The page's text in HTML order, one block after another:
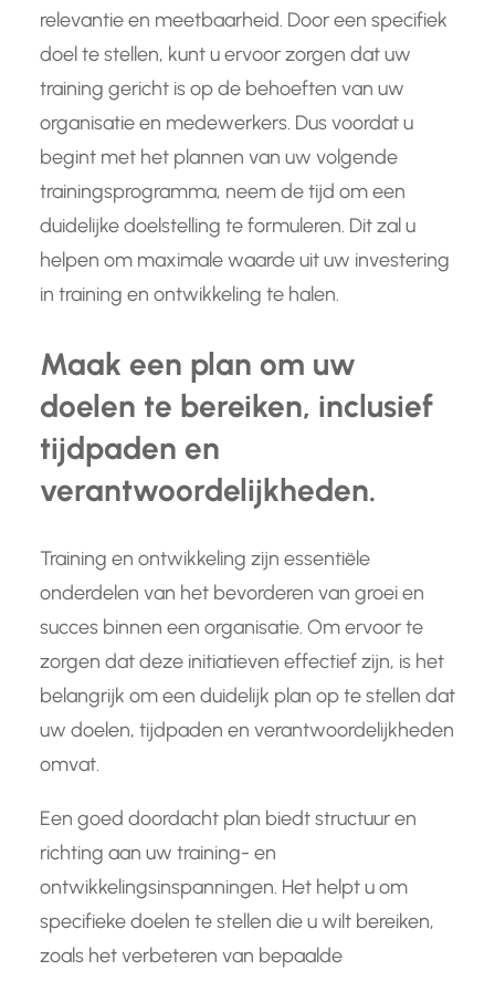
relevantie en meetbaarheid. Door een specifiek
doel te stellen, kunt u ervoor zorgen dat uw
training gericht is op de behoeften van uw
organisatie en medewerkers. Dus voordat u
begint met het plannen van uw volgende
trainingsprogramma, neem de tijd om een
duidelijke doelstelling te formuleren. Dit zal u
helpen om maximale waarde uit uw investering
in training en ontwikkeling te halen.
Maak een plan om uw
doelen te bereiken, inclusief
tijdpaden en
verantwoordelijkheden.
Training en ontwikkeling zijn essentiële
onderdelen van het bevorderen van groei en
succes binnen een organisatie. Om ervoor te
zorgen dat deze initiatieven effectief zijn, is het
belangrijk om een duidelijk plan op te stellen dat
uw doelen, tijdpaden en verantwoordelijkheden
omvat.
Een goed doordacht plan biedt structuur en
richting aan uw training- en
ontwikkelingsinspanningen. Het helpt u om
specifieke doelen te stellen die u wilt bereiken,
zoals het verbeteren van bepaalde